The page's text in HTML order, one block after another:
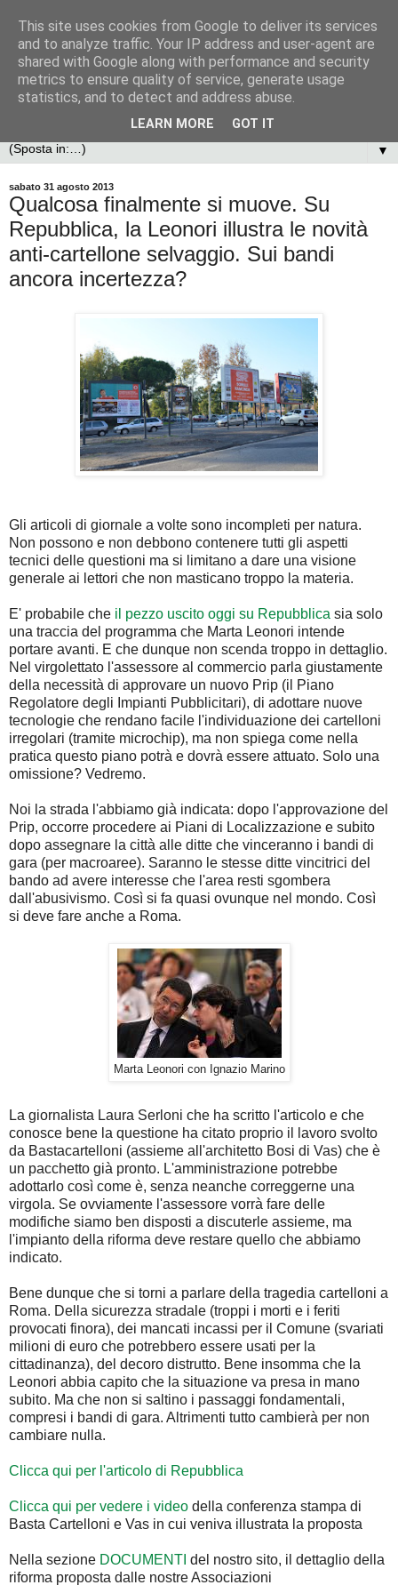
▼
sabato 31 agosto 2013
Qualcosa finalmente si muove. Su
Repubblica, la Leonori illustra le novità
anti-cartellone selvaggio. Sui bandi
ancora incertezza?
Gli articoli di giornale a volte sono incompleti per natura.
Non possono e non debbono contenere tutti gli aspetti
tecnici delle questioni ma si limitano a dare una visione
generale ai lettori che non masticano troppo la materia.
E' probabile che il pezzo uscito oggi su Repubblica sia solo
una traccia del programma che Marta Leonori intende
portare avanti. E che dunque non scenda troppo in dettaglio.
Nel virgolettato l'assessore al commercio parla giustamente
della necessità di approvare un nuovo Prip (il Piano
Regolatore degli Impianti Pubblicitari), di adottare nuove
tecnologie che rendano facile l'individuazione dei cartelloni
irregolari (tramite microchip), ma non spiega come nella
pratica questo piano potrà e dovrà essere attuato. Solo una
omissione? Vedremo.
Noi la strada l'abbiamo già indicata: dopo l'approvazione del
Prip, occorre procedere ai Piani di Localizzazione e subito
dopo assegnare la città alle ditte che vinceranno i bandi di
gara (per macroaree). Saranno le stesse ditte vincitrici del
bando ad avere interesse che l'area resti sgombera
dall'abusivismo. Così si fa quasi ovunque nel mondo. Così
si deve fare anche a Roma.
Marta Leonori con Ignazio Marino
La giornalista Laura Serloni che ha scritto l'articolo e che
conosce bene la questione ha citato proprio il lavoro svolto
da Bastacartelloni (assieme all'architetto Bosi di Vas) che è
un pacchetto già pronto. L'amministrazione potrebbe
adottarlo così come è, senza neanche correggerne una
virgola. Se ovviamente l'assessore vorrà fare delle
modifiche siamo ben disposti a discuterle assieme, ma
l'impianto della riforma deve restare quello che abbiamo
indicato.
Bene dunque che si torni a parlare della tragedia cartelloni a
Roma. Della sicurezza stradale (troppi i morti e i feriti
provocati finora), dei mancati incassi per il Comune (svariati
milioni di euro che potrebbero essere usati per la
cittadinanza), del decoro distrutto. Bene insomma che la
Leonori abbia capito che la situazione va presa in mano
subito. Ma che non si saltino i passaggi fondamentali,
compresi i bandi di gara. Altrimenti tutto cambierà per non
cambiare nulla.
Clicca qui per l'articolo di Repubblica
Clicca qui per vedere i video della conferenza stampa di
Basta Cartelloni e Vas in cui veniva illustrata la proposta
Nella sezione DOCUMENTI del nostro sito, il dettaglio della
riforma proposta dalle nostre Associazioni
This site uses cookies from Google to deliver its services
and to analyze traffic. Your IP address and user-agent are
shared with Google along with performance and security
metrics to ensure quality of service, generate usage
statistics, and to detect and address abuse.
LEARN MORE GOT IT